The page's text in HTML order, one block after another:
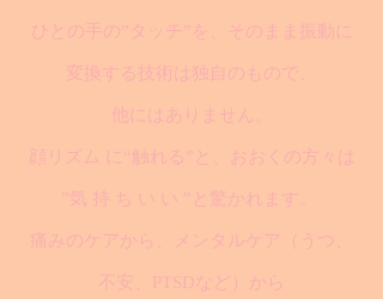
ひとの手の”タッチ”を、そのまま振動に
変換する技術は独自のもので、
他にはありません。
顔リズム に“触れる”と、おおくの方々は
”気 持 ち い い ”と驚かれます。
痛みのケアから、メンタルケア（うつ、
不安、PTSDなど）から